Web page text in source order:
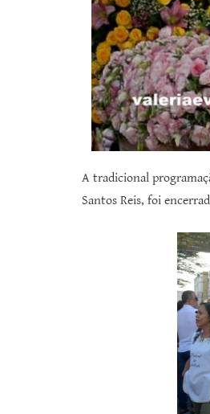
A tradicional
Santos Reis, foi